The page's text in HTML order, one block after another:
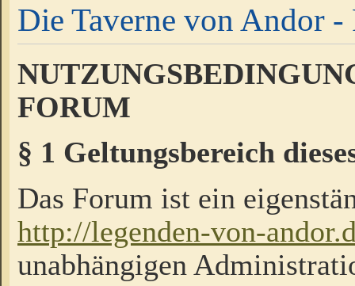
Die Taverne von Andor -
FORUM
§ 1 Geltungsbereich
Das Forum ist ein
http://legenden-von-
unabhängigen